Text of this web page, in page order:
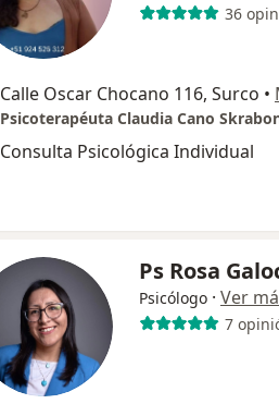
36
Calle Oscar Chocano 116, Surco •
Psicoterapéuta Claudia Cano
Consulta Psicológica Individual
Ps Rosa
Psicólogo · Ver
7